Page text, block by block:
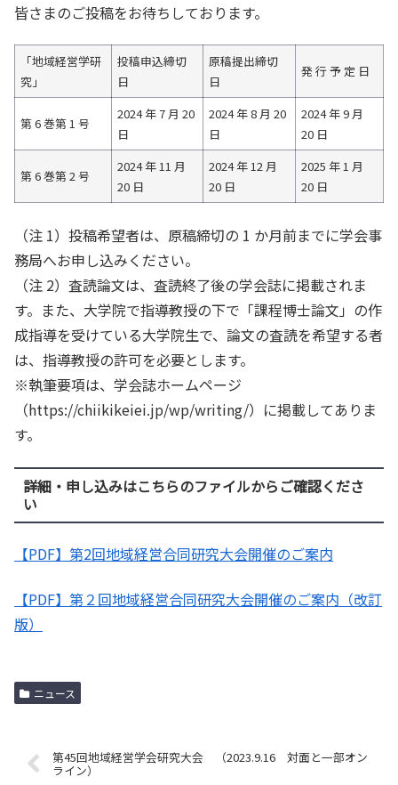
皆さまのご投稿をお待ちしております。
「地域経営学研
究」
投稿申込締切
日
原稿提出締切
日
発 行 予 定 日
第 6 巻第 1 号
2024 年 7 月 20
日
2024 年 8 月 20
日
2024 年 9 月
20 日
第 6 巻第 2 号
2024 年 11 月
20 日
2024 年 12 月
20 日
2025 年 1 月
20 日
（注 1）投稿希望者は、原稿締切の 1 か月前までに学会事
務局へお申し込みください。
（注 2）査読論文は、査読終了後の学会誌に掲載されま
す。また、大学院で指導教授の下で「課程博士論文」の作
成指導を受けている大学院生で、論文の査読を希望する者
は、指導教授の許可を必要とします。
※執筆要項は、学会誌ホームページ
（https://chiikikeiei.jp/wp/writing/）に掲載してありま
す。
詳細・申し込みはこちらのファイルからご確認くださ
い
【PDF】第2回地域経営合同研究大会開催のご案内
【PDF】第２回地域経営合同研究大会開催のご案内（改訂
版）
ニュース
第45回地域経営学会研究大会 （2023.9.16 対面と一部オン
ライン）